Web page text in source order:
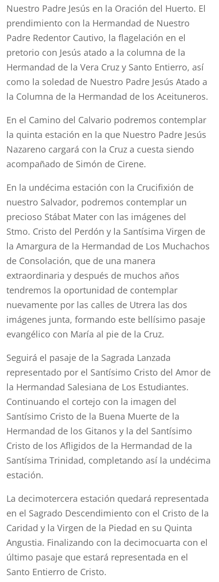
Nuestro Padre Jesús en la Oración del Huerto. El
prendimiento con la Hermandad de Nuestro
Padre Redentor Cautivo, la flagelación en el
pretorio con Jesús atado a la columna de la
Hermandad de la Vera Cruz y Santo Entierro, así
como la soledad de Nuestro Padre Jesús Atado a
la Columna de la Hermandad de los Aceituneros.
En el Camino del Calvario podremos contemplar
la quinta estación en la que Nuestro Padre Jesús
Nazareno cargará con la Cruz a cuesta siendo
acompañado de Simón de Cirene.
En la undécima estación con la Crucifixión de
nuestro Salvador, podremos contemplar un
precioso Stábat Mater con las imágenes del
Stmo. Cristo del Perdón y la Santísima Virgen de
la Amargura de la Hermandad de Los Muchachos
de Consolación, que de una manera
extraordinaria y después de muchos años
tendremos la oportunidad de contemplar
nuevamente por las calles de Utrera las dos
imágenes junta, formando este bellísimo pasaje
evangélico con María al pie de la Cruz.
Seguirá el pasaje de la Sagrada Lanzada
representado por el Santísimo Cristo del Amor de
la Hermandad Salesiana de Los Estudiantes.
Continuando el cortejo con la imagen del
Santísimo Cristo de la Buena Muerte de la
Hermandad de los Gitanos y la del Santísimo
Cristo de los Afligidos de la Hermandad de la
Santísima Trinidad, completando así la undécima
estación.
La decimotercera estación quedará representada
en el Sagrado Descendimiento con el Cristo de la
Caridad y la Virgen de la Piedad en su Quinta
Angustia. Finalizando con la decimocuarta con el
último pasaje que estará representada en el
Santo Entierro de Cristo.